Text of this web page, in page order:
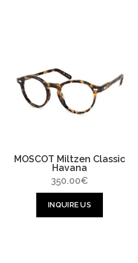
MOSCOT Miltzen Classic
Havana
350.00€
INQUIRE US